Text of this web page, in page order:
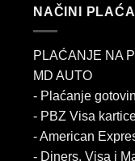
NAČINI
PLAĆANJE NA
MD AUTO
- Plaćanje
- PBZ Visa
- American
- Diners, Visa i